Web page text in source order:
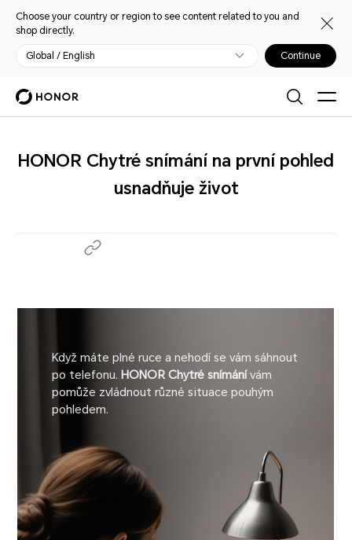
Choose your country or region to see content related to you and
shop directly.
Global / English Continue
HONOR Chytré snímání na první pohled
usnadňuje život